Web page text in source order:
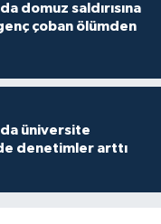
domuz saldırısına
çoban ölümden
üniversite
denetimler arttı